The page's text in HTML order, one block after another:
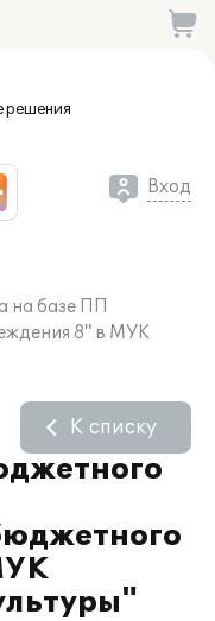
решения
Вход
на базе ПП
8" в МУК
К списку